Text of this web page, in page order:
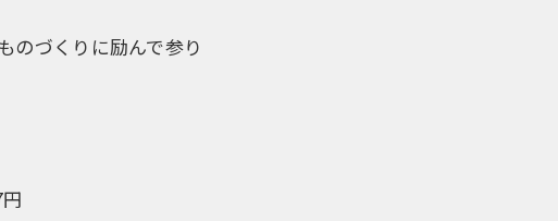
のづくりに励んで参り